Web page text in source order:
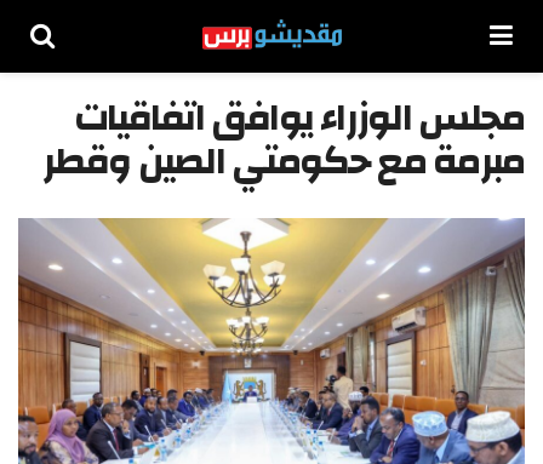
مجلس الوزراء يوافق اتفاقيات
مبرمة مع حكومتي الصين وقطر